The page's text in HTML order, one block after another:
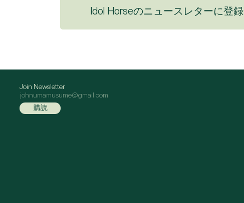
Idol Horseのニュースレターに登録
Join Newsletter